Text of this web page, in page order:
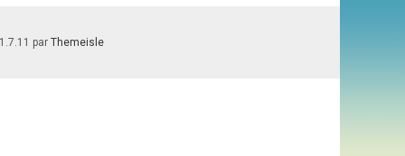
par Themeisle